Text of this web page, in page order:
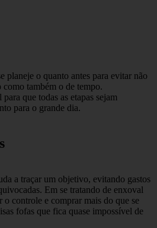
planeje o quanto antes para evitar não
também o de tempo.
que todas as etapas sejam
para o grande dia.
a traçar um objetivo, evitando gastos
Em se tratando de enxoval
o controle e comprar mais do que se
fofas que fica quase impossível de